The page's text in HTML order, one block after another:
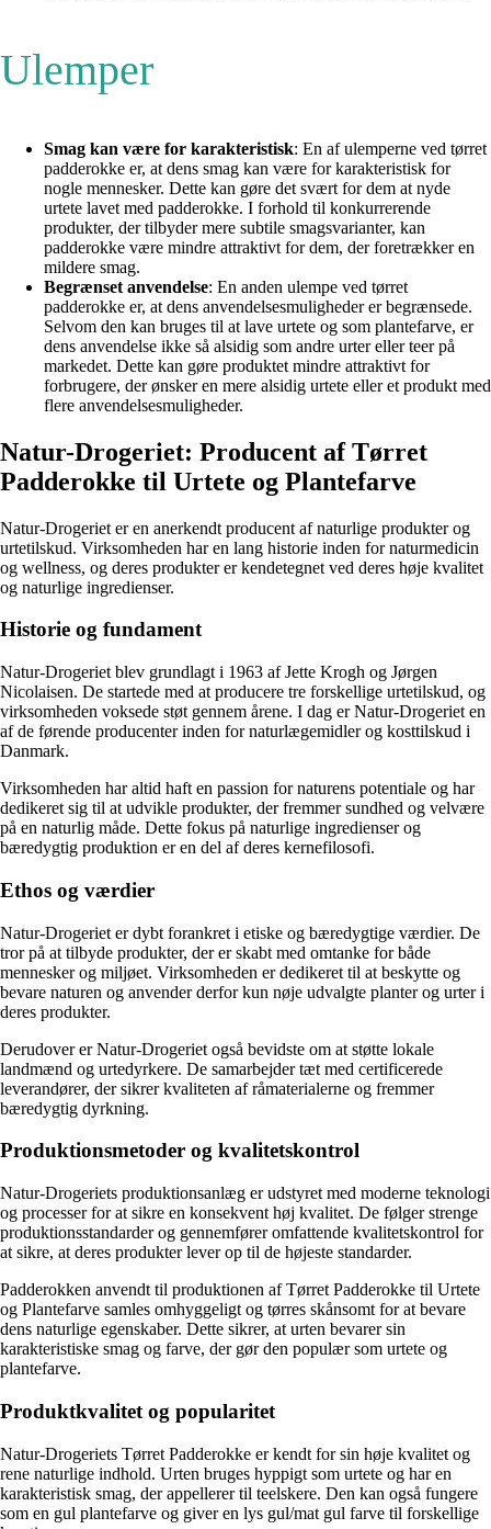
Ulemper
Smag kan være for karakteristisk: En af ulemperne ved tørret
padderokke er, at dens smag kan være for karakteristisk for
nogle mennesker. Dette kan gøre det svært for dem at nyde
urtete lavet med padderokke. I forhold til konkurrerende
produkter, der tilbyder mere subtile smagsvarianter, kan
padderokke være mindre attraktivt for dem, der foretrækker en
mildere smag.
Begrænset anvendelse: En anden ulempe ved tørret
padderokke er, at dens anvendelsesmuligheder er begrænsede.
Selvom den kan bruges til at lave urtete og som plantefarve, er
dens anvendelse ikke så alsidig som andre urter eller teer på
markedet. Dette kan gøre produktet mindre attraktivt for
forbrugere, der ønsker en mere alsidig urtete eller et produkt med
flere anvendelsesmuligheder.
Natur-Drogeriet: Producent af Tørret
Padderokke til Urtete og Plantefarve
Natur-Drogeriet er en anerkendt producent af naturlige produkter og
urtetilskud. Virksomheden har en lang historie inden for naturmedicin
og wellness, og deres produkter er kendetegnet ved deres høje kvalitet
og naturlige ingredienser.
Historie og fundament
Natur-Drogeriet blev grundlagt i 1963 af Jette Krogh og Jørgen
Nicolaisen. De startede med at producere tre forskellige urtetilskud, og
virksomheden voksede støt gennem årene. I dag er Natur-Drogeriet en
af de førende producenter inden for naturlægemidler og kosttilskud i
Danmark.
Virksomheden har altid haft en passion for naturens potentiale og har
dedikeret sig til at udvikle produkter, der fremmer sundhed og velvære
på en naturlig måde. Dette fokus på naturlige ingredienser og
bæredygtig produktion er en del af deres kernefilosofi.
Ethos og værdier
Natur-Drogeriet er dybt forankret i etiske og bæredygtige værdier. De
tror på at tilbyde produkter, der er skabt med omtanke for både
mennesker og miljøet. Virksomheden er dedikeret til at beskytte og
bevare naturen og anvender derfor kun nøje udvalgte planter og urter i
deres produkter.
Derudover er Natur-Drogeriet også bevidste om at støtte lokale
landmænd og urtedyrkere. De samarbejder tæt med certificerede
leverandører, der sikrer kvaliteten af råmaterialerne og fremmer
bæredygtig dyrkning.
Produktionsmetoder og kvalitetskontrol
Natur-Drogeriets produktionsanlæg er udstyret med moderne teknologi
og processer for at sikre en konsekvent høj kvalitet. De følger strenge
produktionsstandarder og gennemfører omfattende kvalitetskontrol for
at sikre, at deres produkter lever op til de højeste standarder.
Padderokken anvendt til produktionen af Tørret Padderokke til Urtete
og Plantefarve samles omhyggeligt og tørres skånsomt for at bevare
dens naturlige egenskaber. Dette sikrer, at urten bevarer sin
karakteristiske smag og farve, der gør den populær som urtete og
plantefarve.
Produktkvalitet og popularitet
Natur-Drogeriets Tørret Padderokke er kendt for sin høje kvalitet og
rene naturlige indhold. Urten bruges hyppigt som urtete og har en
karakteristisk smag, der appellerer til teelskere. Den kan også fungere
som en gul plantefarve og giver en lys gul/mat gul farve til forskellige